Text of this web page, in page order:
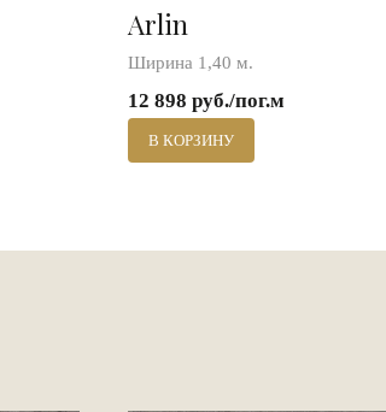
Arlin
Ширина 1,40 м.
12 898 руб./пог.м
В КОРЗИНУ